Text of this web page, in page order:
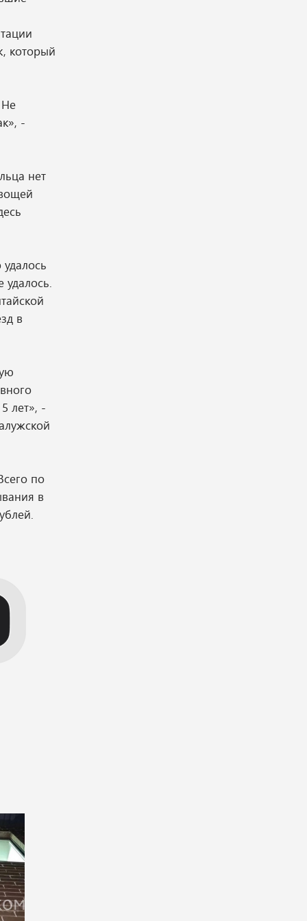
который
Не
-
нет
в
лет», -
по
в